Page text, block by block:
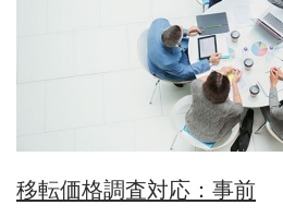
移転価格調査対応：事前